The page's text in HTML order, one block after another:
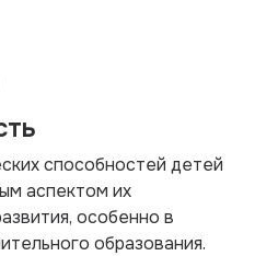
способностей детей
аспектом их
особенно в
образования.